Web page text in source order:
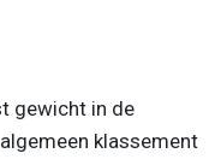
gewicht in de
klassement